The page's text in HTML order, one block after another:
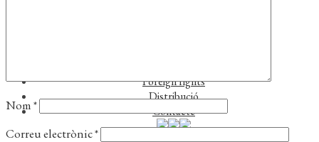
Foreign rights
Distribució
Contacte
Nom*
Correu electrònic*